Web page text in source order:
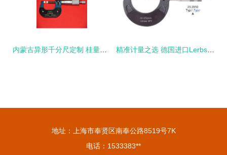
地址：上海市奉贤区南奉公路8519号7K
电话：1533383**